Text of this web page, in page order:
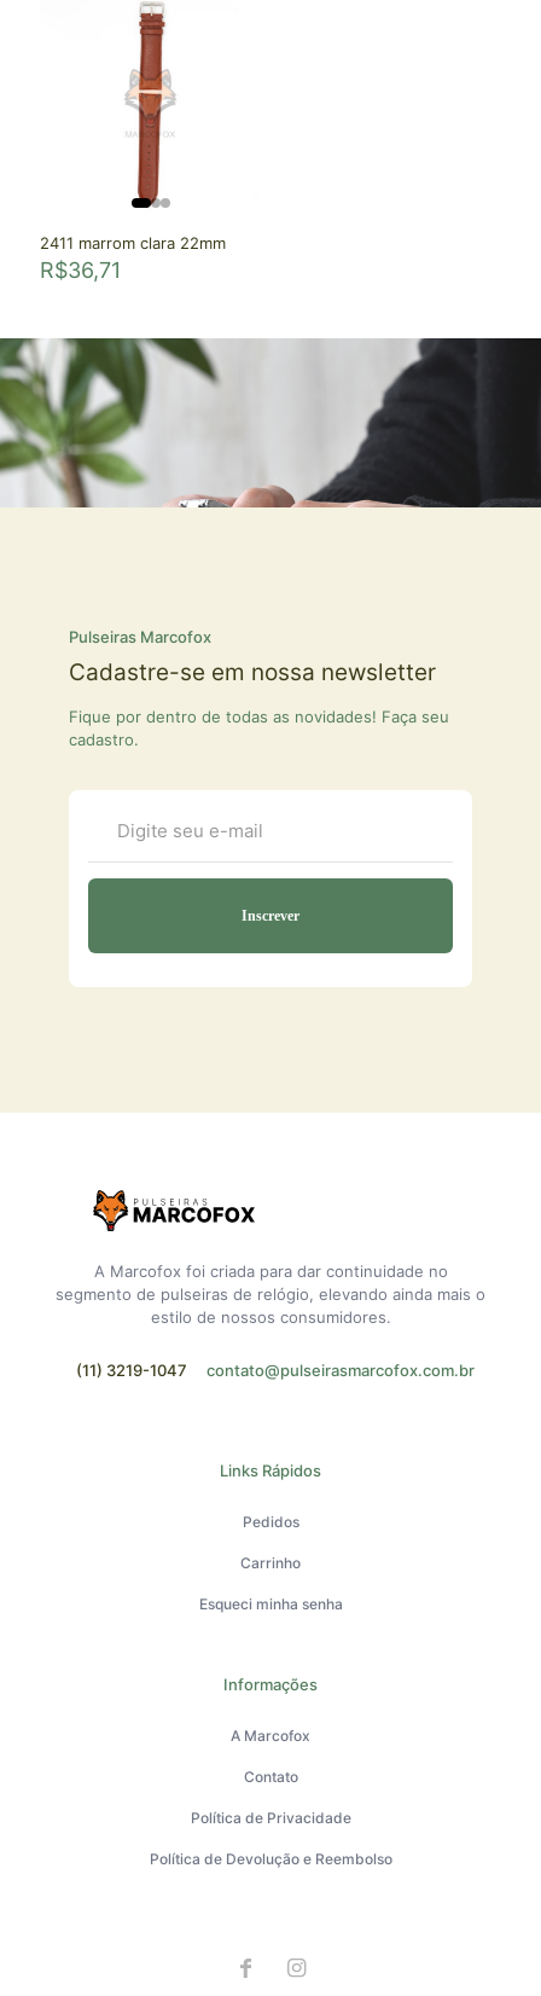
2411 marrom clara 22mm
R$36,71
Pulseiras Marcofox
Cadastre-se em nossa newsletter
Fique por dentro de todas as novidades! Faça seu
cadastro.
A Marcofox foi criada para dar continuidade no
segmento de pulseiras de relógio, elevando ainda mais o
estilo de nossos consumidores.
(11) 3219-1047 contato@pulseirasmarcofox.com.br
Links Rápidos
Pedidos
Carrinho
Esqueci minha senha
Informações
A Marcofox
Contato
Política de Privacidade
Política de Devolução e Reembolso